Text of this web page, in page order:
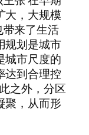
大，大规模
来了生活
规划是城市
城市尺度的
达到合理控
之外，分区
聚，从而形